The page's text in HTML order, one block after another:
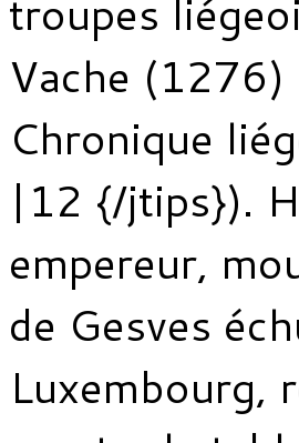
troupes
Vache
Chronique
|12 {/jtips}).
empereur,
de Gesves
Luxembourg,